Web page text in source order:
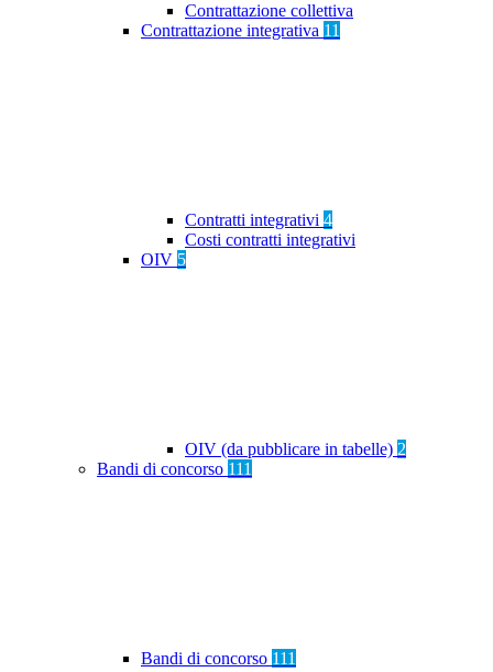
Contrattazione collettiva
Contrattazione integrativa 11
Contratti integrativi 4
Costi contratti integrativi
OIV 5
OIV (da pubblicare in tabelle) 2
Bandi di concorso 111
Bandi di concorso 111